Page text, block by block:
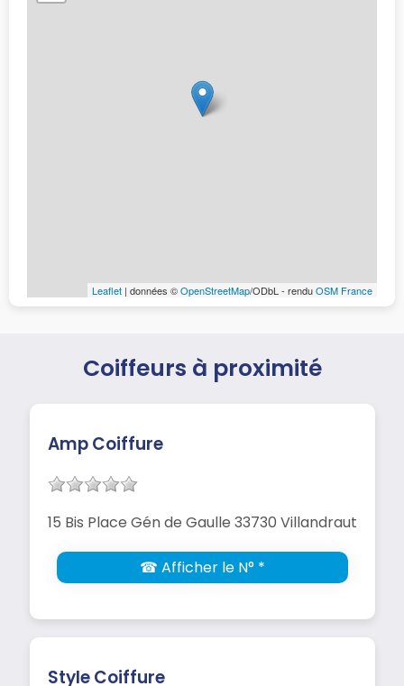
Leaflet | données ©OpenStreetMap/ODbL - renduOSM France
Coiffeurs à proximité
Amp Coiffure
15 Bis Place Gén de Gaulle 33730 Villandraut
☎ Afficher le N° *
Style Coiffure